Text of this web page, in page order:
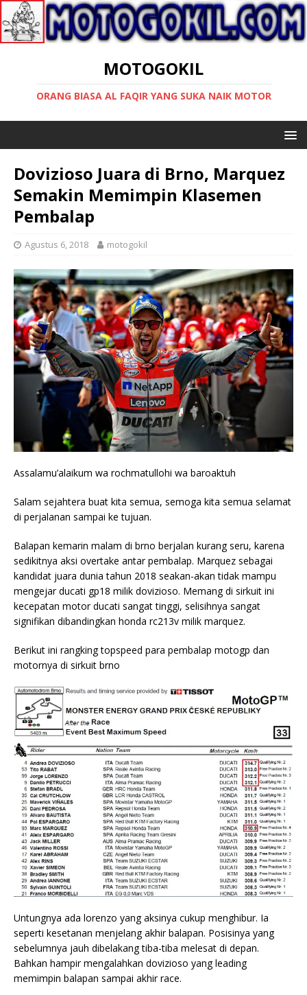
MOTOGOKIL
ORANG BIASA AL FAQIR YANG SUKA NAIK MOTOR
Dovizioso Juara di Brno, Marquez
Semakin Memimpin Klasemen
Pembalap
Agustus 6, 2018 motogokil
Assalamu’alaikum wa rochmatullohi wa baroaktuh
Salam sejahtera buat kita semua, semoga kita semua selamat
di perjalanan sampai ke tujuan.
Balapan kemarin malam di brno berjalan kurang seru, karena
sedikitnya aksi overtake antar pembalap. Marquez sebagai
kandidat juara dunia tahun 2018 seakan-akan tidak mampu
mengejar ducati gp18 milik dovizioso. Memang di sirkuit ini
kecepatan motor ducati sangat tinggi, selisihnya sangat
signifikan dibandingkan honda rc213v milik marquez.
Berikut ini rangking topspeed para pembalap motogp dan
motornya di sirkuit brno
Untungnya ada lorenzo yang aksinya cukup menghibur. Ia
seperti kesetanan menjelang akhir balapan. Posisinya yang
sebelumnya jauh dibelakang tiba-tiba melesat di depan.
Bahkan hampir mengalahkan dovizioso yang leading
memimpin balapan sampai akhir race.